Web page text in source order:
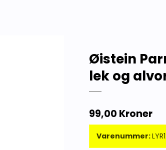
Øistein
lek og
99,00 Kroner
Varenummer: